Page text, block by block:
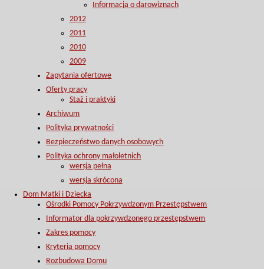
Informacja o darowiznach
2012
2011
2010
2009
Zapytania ofertowe
Oferty pracy
Staż i praktyki
Archiwum
Polityka prywatności
Bezpieczeństwo danych osobowych
Polityka ochrony małoletnich
wersja pełna
wersja skrócona
Dom Matki i Dziecka
Ośrodki Pomocy Pokrzywdzonym Przestępstwem
Informator dla pokrzywdzonego przestępstwem
Zakres pomocy
Kryteria pomocy
Rozbudowa Domu